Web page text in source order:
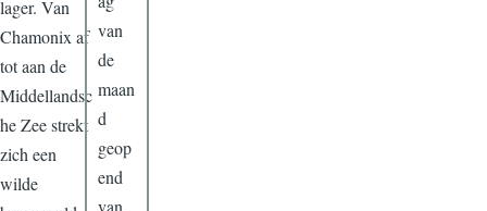
lager. Van
Chamonix af
tot aan de
Middellandsc
he Zee strekt
zich een
wilde
van
de
maan
d
geop
end
van